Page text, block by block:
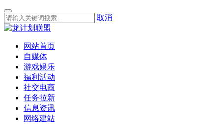
取消
网站首页
自媒体
游戏娱乐
福利活动
社交电商
任务拉新
信息资讯
网络建站